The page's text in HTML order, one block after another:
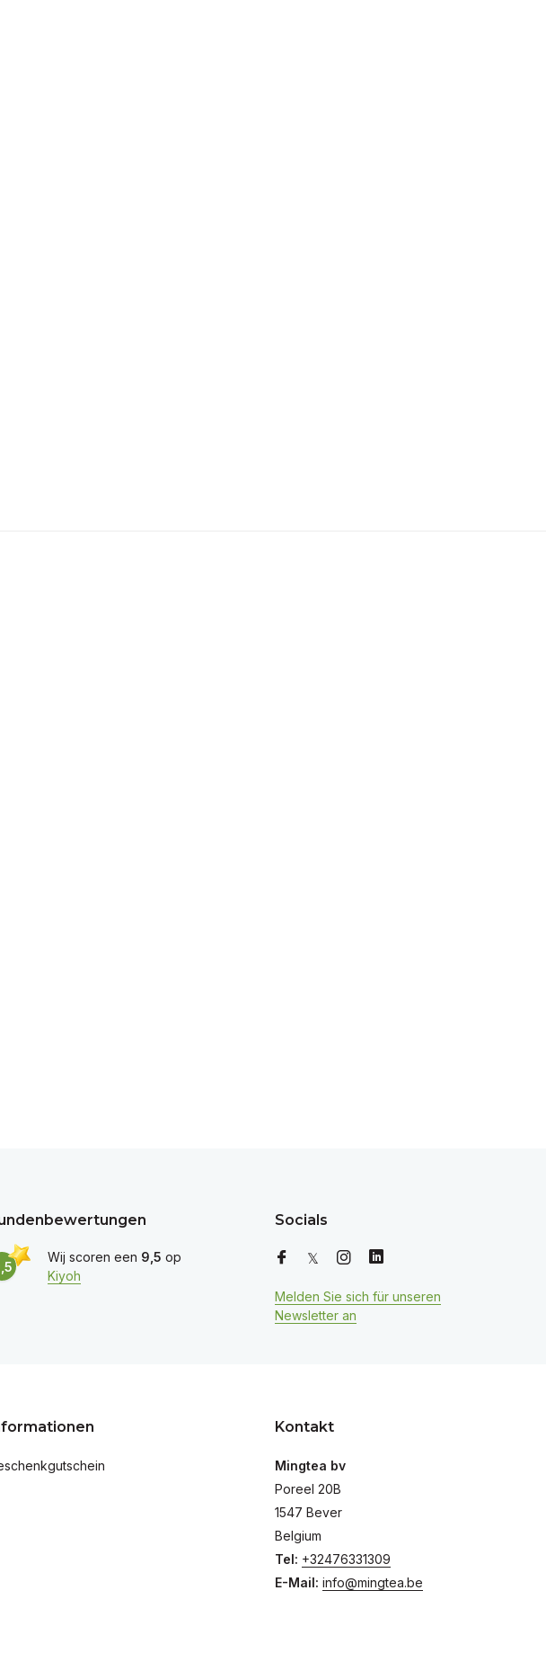
Wij scoren een 9,5 op
Kiyoh
Socials
Melden Sie sich für unseren
Newsletter an
Kontakt
Mingtea bv
Poreel 20B
1547 Bever
Belgium
Tel: +32476331309
E-Mail: info@mingtea.be